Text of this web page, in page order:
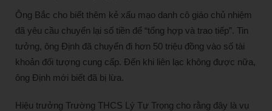
Ông Bắc cho biết thêm kẻ xấu mạo danh cô giáo chủ nhiệm
đã yêu cầu chuyển lại số tiền để “tổng hợp và trao tiếp”. Tin
tưởng, ông Định đã chuyển đi hơn 50 triệu đồng vào số tài
khoản đối tượng cung cấp. Đến khi liên lạc không được nữa,
ông Định mới biết đã bị lừa.
Hiệu trưởng Trường THCS Lý Tự Trọng cho rằng đây là vụ